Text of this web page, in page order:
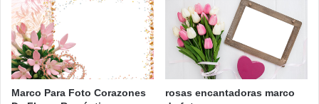
Marco Para Foto Corazones
rosas encantadoras marco